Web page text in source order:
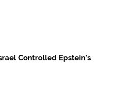
Controlled Epstein’s